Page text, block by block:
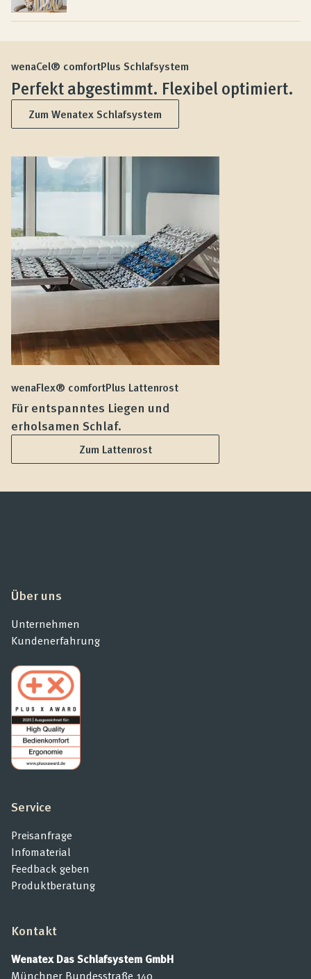
wenaCel® comfortPlus Schlafsystem
Perfekt abgestimmt. Flexibel optimiert.
Zum Wenatex Schlafsystem
wenaFlex® comfortPlus Lattenrost
Für entspanntes Liegen und
erholsamen Schlaf.
Zum Lattenrost
Über uns
Unternehmen
Kundenerfahrung
Service
Preisanfrage
Infomaterial
Feedback geben
Produktberatung
Kontakt
Wenatex Das Schlafsystem GmbH
Münchner Bundesstraße 140